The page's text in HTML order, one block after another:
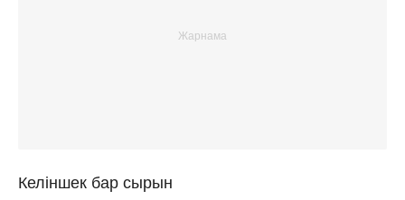
Келіншек бар сырын